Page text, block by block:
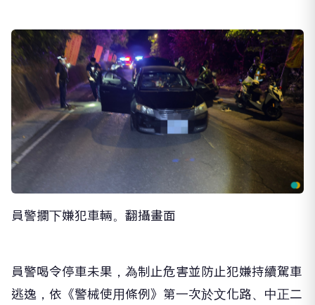
員警攔下嫌犯車輛。翻攝畫面
員警喝令停車未果，為制止危害並防止犯嫌持續駕車
逃逸，依《警械使用條例》第一次於文化路、中正二